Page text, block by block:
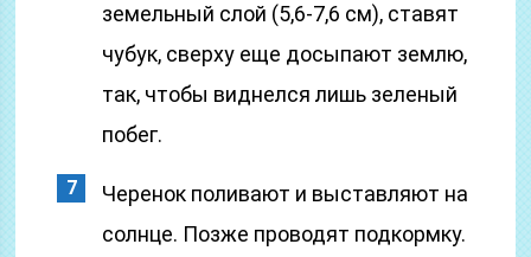
земельный слой (5,6-7,6 см), ставят
чубук, сверху еще досыпают землю,
так, чтобы виднелся лишь зеленый
побег.
Черенок поливают и выставляют на
солнце. Позже проводят подкормку.